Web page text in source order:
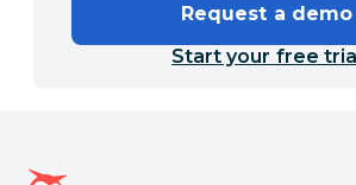
Request a demo
Start your free
Página de inicio de Hootsuite